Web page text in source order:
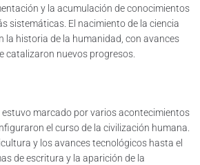
y la acumulación de conocimientos
sistemáticas. El nacimiento de la ciencia
la historia de la humanidad, con avances
catalizaron nuevos progresos.
estuvo marcado por varios acontecimientos
el curso de la civilización humana.
y los avances tecnológicos hasta el
de escritura y la aparición de la